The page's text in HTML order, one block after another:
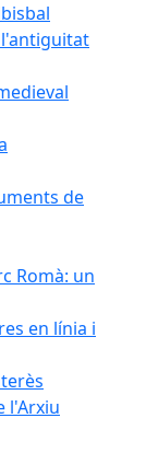
de
Romà: un
en línia i
l'Arxiu